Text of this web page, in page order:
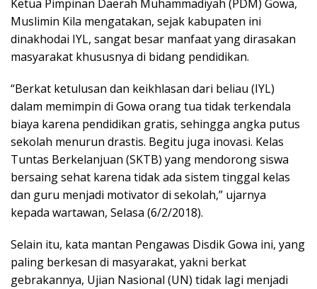
Ketua Pimpinan Daerah Muhammadiyah (PDM) Gowa,
Muslimin Kila mengatakan, sejak kabupaten ini
dinakhodai IYL, sangat besar manfaat yang dirasakan
masyarakat khususnya di bidang pendidikan.
“Berkat ketulusan dan keikhlasan dari beliau (IYL)
dalam memimpin di Gowa orang tua tidak terkendala
biaya karena pendidikan gratis, sehingga angka putus
sekolah menurun drastis. Begitu juga inovasi. Kelas
Tuntas Berkelanjuan (SKTB) yang mendorong siswa
bersaing sehat karena tidak ada sistem tinggal kelas
dan guru menjadi motivator di sekolah,” ujarnya
kepada wartawan, Selasa (6/2/2018).
Selain itu, kata mantan Pengawas Disdik Gowa ini, yang
paling berkesan di masyarakat, yakni berkat
gebrakannya, Ujian Nasional (UN) tidak lagi menjadi